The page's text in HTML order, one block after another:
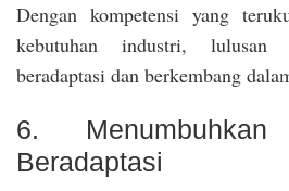
Dengan kompetensi yang
kebutuhan industri,
beradaptasi dan berkembang
6. Menumbuhkan
Beradaptasi